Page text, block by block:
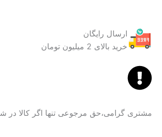
ارسال رایگان
خرید بالای 2 میلیون تومان
مشتری گرامی،حق مرجوعی تنها اگر کالا